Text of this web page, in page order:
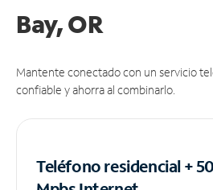
Bay, OR
Mantente conectado con un servicio
confiable y ahorra al combinarlo.
Teléfono residencial +